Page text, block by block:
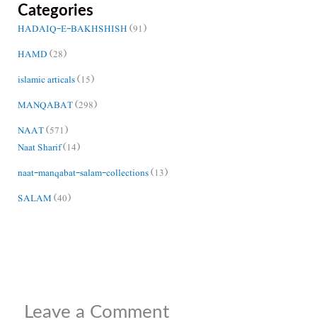
Categories
HADAIQ-E-BAKHSHISH(91)
HAMD(28)
islamic articals(15)
MANQABAT(298)
NAAT(571)
Naat Sharif(14)
naat-manqabat-salam-collections(13)
SALAM(40)
Leave a Comment